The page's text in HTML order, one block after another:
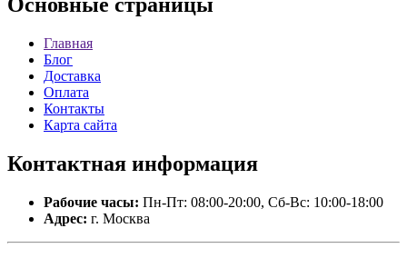
Основные страницы
Главная
Блог
Доставка
Оплата
Контакты
Карта сайта
Контактная информация
Рабочие часы: Пн-Пт: 08:00-20:00, Сб-Вс: 10:00-18:00
Адрес: г. Москва